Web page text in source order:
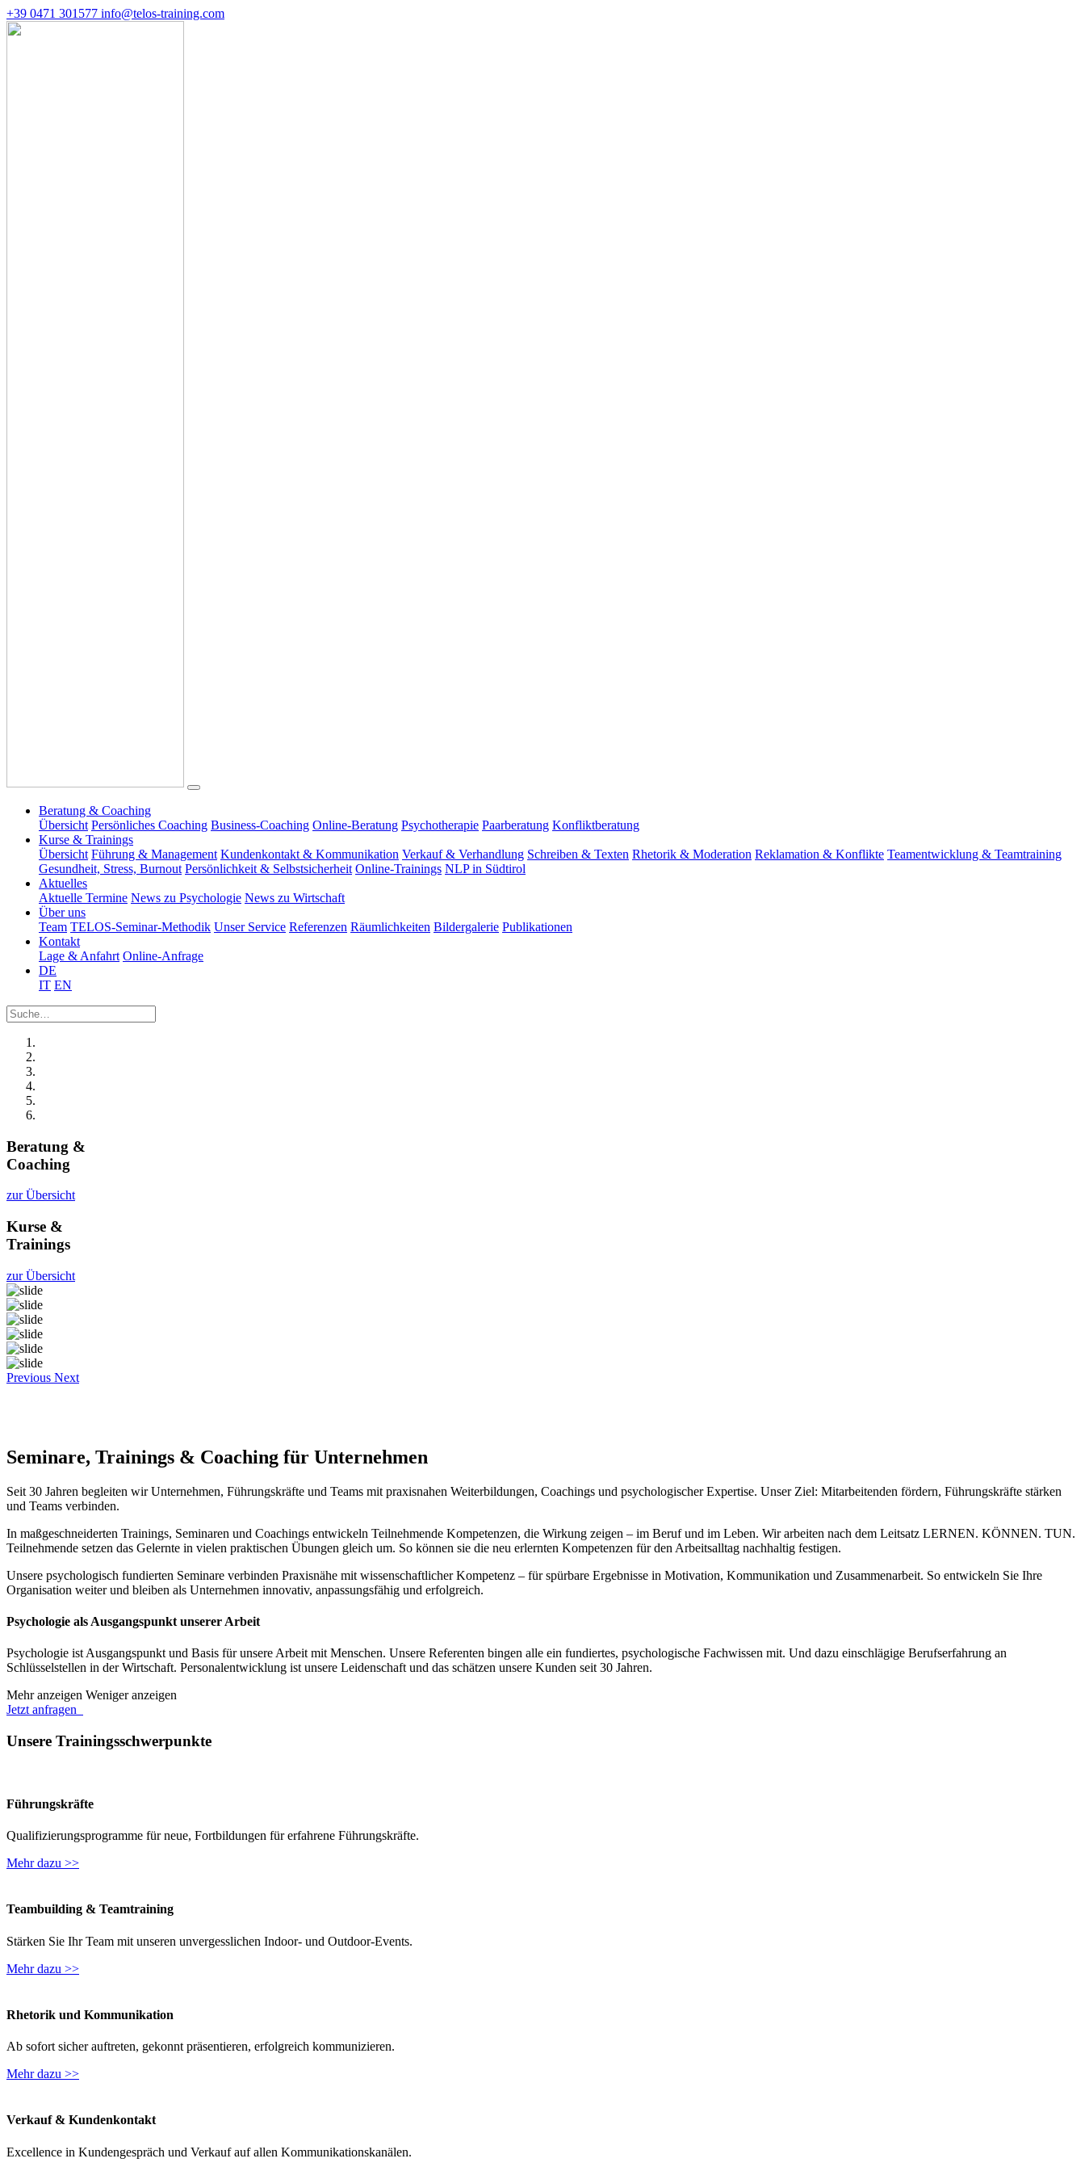
+39 0471 301577 info@telos-training.com
Beratung & Coaching
Übersicht Persönliches Coaching Business-Coaching Online-Beratung Psychotherapie Paarberatung Konfliktberatung
Kurse & Trainings
Übersicht Führung & Management Kundenkontakt & Kommunikation Verkauf & Verhandlung Schreiben & Texten Rhetorik & Moderation Reklamation & Konflikte Teamentwicklung & Teamtraining
Gesundheit, Stress, Burnout Persönlichkeit & Selbstsicherheit Online-Trainings NLP in Südtirol
Aktuelles
Aktuelle Termine News zu Psychologie News zu Wirtschaft
Über uns
Team TELOS-Seminar-Methodik Unser Service Referenzen Räumlichkeiten Bildergalerie Publikationen
Kontakt
Lage & Anfahrt Online-Anfrage
DE
IT EN
Beratung &
Coaching
zur Übersicht
Kurse &
Trainings
zur Übersicht
Previous Next
Seminare, Trainings & Coaching für Unternehmen
Seit 30 Jahren begleiten wir Unternehmen, Führungskräfte und Teams mit praxisnahen Weiterbildungen, Coachings und psychologischer Expertise. Unser Ziel: Mitarbeitenden fördern, Führungskräfte stärken
und Teams verbinden.
In maßgeschneiderten Trainings, Seminaren und Coachings entwickeln Teilnehmende Kompetenzen, die Wirkung zeigen – im Beruf und im Leben. Wir arbeiten nach dem Leitsatz LERNEN. KÖNNEN. TUN.
Teilnehmende setzen das Gelernte in vielen praktischen Übungen gleich um. So können sie die neu erlernten Kompetenzen für den Arbeitsalltag nachhaltig festigen.
Unsere psychologisch fundierten Seminare verbinden Praxisnähe mit wissenschaftlicher Kompetenz – für spürbare Ergebnisse in Motivation, Kommunikation und Zusammenarbeit. So entwickeln Sie Ihre
Organisation weiter und bleiben als Unternehmen innovativ, anpassungsfähig und erfolgreich.
Psychologie als Ausgangspunkt unserer Arbeit
Psychologie ist Ausgangspunkt und Basis für unsere Arbeit mit Menschen. Unsere Referenten bingen alle ein fundiertes, psychologische Fachwissen mit. Und dazu einschlägige Berufserfahrung an
Schlüsselstellen in der Wirtschaft. Personalentwicklung ist unsere Leidenschaft und das schätzen unsere Kunden seit 30 Jahren.
Mehr anzeigen Weniger anzeigen
Jetzt anfragen
Unsere Trainingsschwerpunkte
Führungskräfte
Qualifizierungsprogramme für neue, Fortbildungen für erfahrene Führungskräfte.
Mehr dazu >>
Teambuilding & Teamtraining
Stärken Sie Ihr Team mit unseren unvergesslichen Indoor- und Outdoor-Events.
Mehr dazu >>
Rhetorik und Kommunikation
Ab sofort sicher auftreten, gekonnt präsentieren, erfolgreich kommunizieren.
Mehr dazu >>
Verkauf & Kundenkontakt
Excellence in Kundengespräch und Verkauf auf allen Kommunikationskanälen.